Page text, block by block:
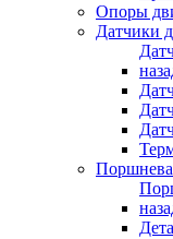
Опоры
Датчики